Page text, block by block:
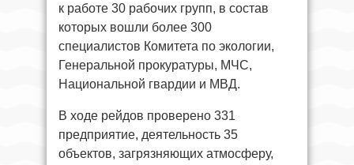
к работе 30 рабочих групп, в состав
которых вошли более 300
специалистов Комитета по экологии,
Генеральной прокуратуры, МЧС,
Национальной гвардии и МВД.
В ходе рейдов проверено 331
предприятие, деятельность 35
объектов, загрязняющих атмосферу,